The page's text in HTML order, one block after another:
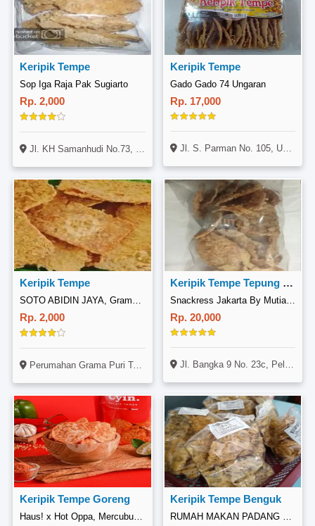
Keripik Tempe
Sop Iga Raja Pak Sugiarto
Rp. 2,000
Jl. KH Samanhudi No.73, Laweyan, Surakarta
Keripik Tempe
Gado Gado 74 Ungaran
Rp. 17,000
Jl. S. Parman No. 105, Ungaran Barat, Ungaran
Keripik Tempe
Rp. 2,000
Perumahan Grama Puri Tamansari, Blok G4 No 18, Cibitung
Keripik Tempe Tepung 250gr
Snackress Jakarta By Mutiara Rejeki, Bangka 9
Rp. 20,000
Jl. Bangka 9 No. 23c, Pela Mampang, Mampang Prapatan, Jakarta
Keripik Tempe Goreng Keripik Tempe Benguk